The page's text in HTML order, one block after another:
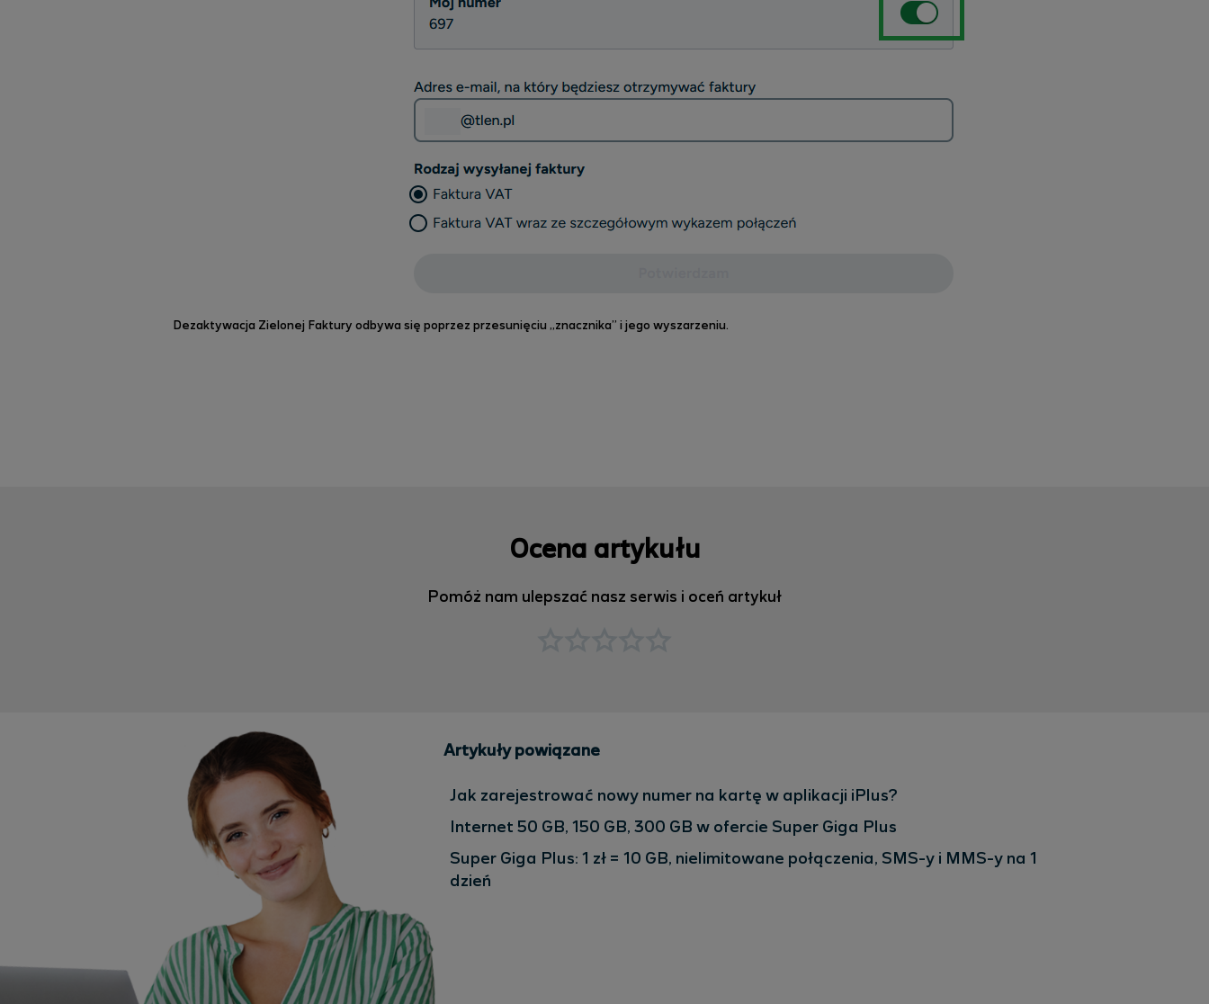
Dezaktywacja Zielonej Faktury odbywa się poprzez przesunięciu „znacznika” i jego wyszarzeniu.
Ocena artykułu
Pomóż nam ulepszać nasz serwis i oceń artykuł
Artykuły powiązane
Jak zarejestrować nowy numer na kartę w aplikacji iPlus?
Internet 50 GB, 150 GB, 300 GB w ofercie Super Giga Plus
Super Giga Plus: 1 zł = 10 GB, nielimitowane połączenia, SMS-y i MMS-y na 1
dzień